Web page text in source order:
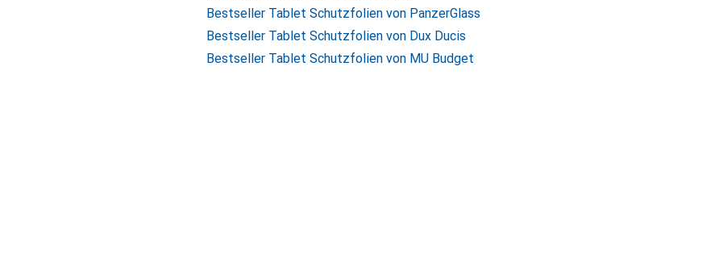
Bestseller Tablet Schutzfolien von PanzerGlass
Bestseller Tablet Schutzfolien von Dux Ducis
Bestseller Tablet Schutzfolien von MU Budget